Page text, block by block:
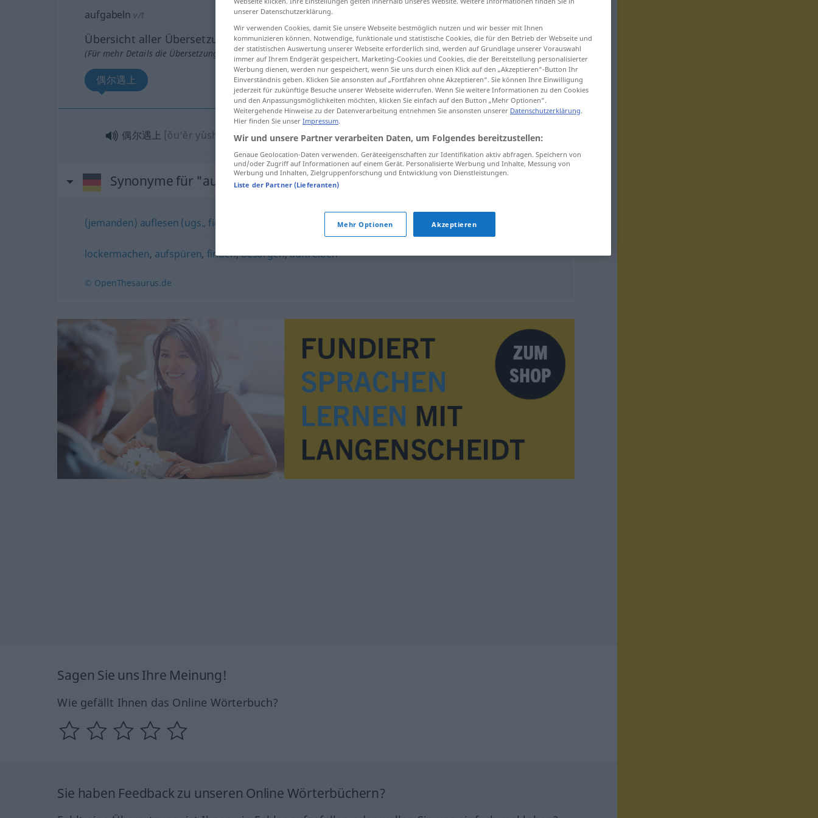
aufgabeln v/t
Übersicht aller Übersetzungen
(Für mehr Details die Übersetzung anklicken/antippen)
偶尔遇上
偶尔遇上 [ǒu'ěr yùshàng] aufgabeln UMG
Synonyme für "aufgabeln"
(jemanden) auflesen (ugs., fig.) (jemanden) auffischen (ugs., fig.)
lockermachen, aufspüren, finden,besorgen,auftreiben
© OpenThesaurus.de
Sagen Sie uns Ihre Meinung!
Wie gefällt Ihnen das Online Wörterbuch?
Sie haben Feedback zu unseren Online Wörterbüchern?
unserer Datenschutzerklärung.
Wir verwenden Cookies, damit Sie unsere Webseite bestmöglich nutzen und wir besser mit Ihnen
kommunizieren können. Notwendige, funktionale und statistische Cookies, die für den Betrieb der Webseite und
der statistischen Auswertung unserer Webseite erforderlich sind, werden auf Grundlage unserer Vorauswahl
immer auf Ihrem Endgerät gespeichert. Marketing-Cookies und Cookies, die der Bereitstellung personalisierter
Werbung dienen, werden nur gespeichert, wenn Sie uns durch einen Klick auf den „Akzeptieren“-Button Ihr
Einverständnis geben. Klicken Sie ansonsten auf „Fortfahren ohne Akzeptieren“. Sie können Ihre Einwilligung
jederzeit für zukünftige Besuche unserer Webseite widerrufen. Wenn Sie weitere Informationen zu den Cookies
und den Anpassungsmöglichkeiten möchten, klicken Sie einfach auf den Button „Mehr Optionen“.
Weitergehende Hinweise zu der Datenverarbeitung entnehmen Sie ansonsten unserer Datenschutzerklärung.
Hier finden Sie unser Impressum.
Wir und unsere Partner verarbeiten Daten, um Folgendes bereitzustellen:
Genaue Geolocation-Daten verwenden. Geräteeigenschaften zur Identifikation aktiv abfragen. Speichern von
und/oder Zugriff auf Informationen auf einem Gerät. Personalisierte Werbung und Inhalte, Messung von
Werbung und Inhalten, Zielgruppenforschung und Entwicklung von Dienstleistungen.
Liste der Partner (Lieferanten)
Mehr Optionen Akzeptieren